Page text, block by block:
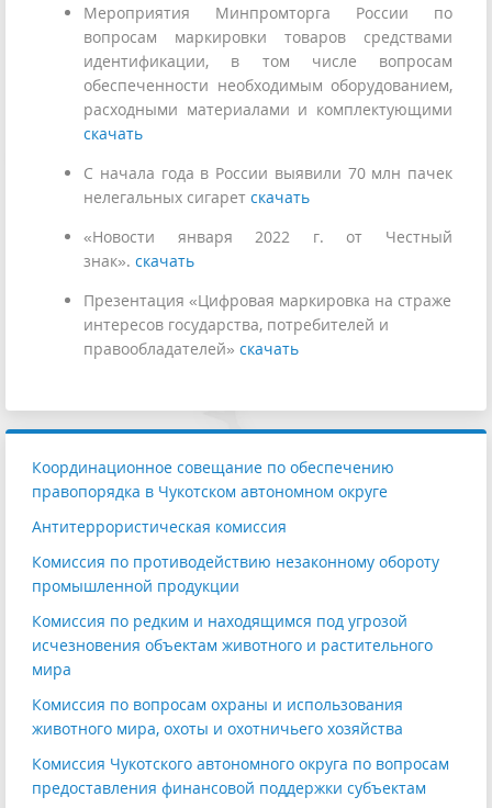
Мероприятия Минпромторга России по
вопросам маркировки товаров средствами
идентификации, в том числе вопросам
обеспеченности необходимым оборудованием,
расходными материалами и комплектующими
скачать
С начала года в России выявили 70 млн пачек
нелегальных сигарет скачать
«Новости января 2022 г. от Честный
знак». скачать
Презентация «Цифровая маркировка на страже
интересов государства, потребителей и
правообладателей» скачать
Координационное совещание по обеспечению
правопорядка в Чукотском автономном округе
Антитеррористическая комиссия
Комиссия по противодействию незаконному обороту
промышленной продукции
Комиссия по редким и находящимся под угрозой
исчезновения объектам животного и растительного
мира
Комиссия по вопросам охраны и использования
животного мира, охоты и охотничьего хозяйства
Комиссия Чукотского автономного округа по вопросам
предоставления финансовой поддержки субъектам